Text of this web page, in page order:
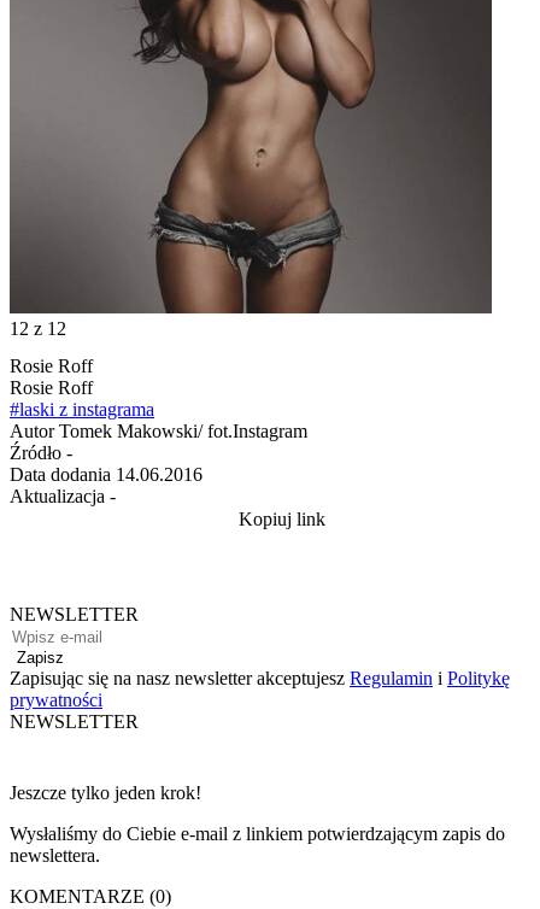
12 z 12
Rosie Roff
Rosie Roff
#laski z instagrama
Autor Tomek Makowski/ fot.Instagram
Źródło -
Data dodania 14.06.2016
Aktualizacja -
Kopiuj link
NEWSLETTER
Zapisz
Zapisując się na nasz newsletter akceptujesz Regulamin i Politykę
prywatności
NEWSLETTER
Jeszcze tylko jeden krok!
Wysłaliśmy do Ciebie e-mail z linkiem potwierdzającym zapis do
newslettera.
KOMENTARZE (0)